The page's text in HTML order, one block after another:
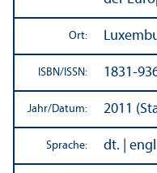
Ort:
ISBN/ ISSN: 1831-
Jahr/Datum: 2011
Sprache: dt. |